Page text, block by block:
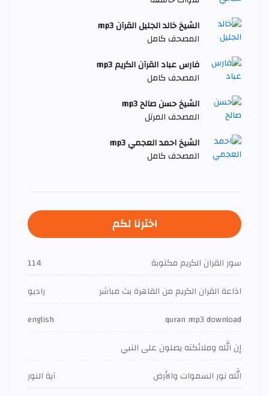
الشيخ خالد الجليل القرآن mp3
المصحف كامل
فارس عباد القرآن الكريم mp3
المصحف كامل
الشيخ حسن صالح mp3
المصحف المرتل
الشيخ احمد العجمي mp3
المصحف كامل
اخترنا لكم
سور القران الكريم مكتوبة
114
اذاعة القران الكريم من القاهرة بث مباشر
راديو
quran mp3 download
english
إن الله وملائكته يصلون على النبي
الله نور السموات والأرض
آية النور